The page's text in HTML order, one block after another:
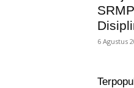
6 Agustus